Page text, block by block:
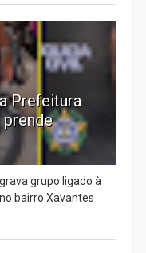
Prefeitura
grupo ligado à
bairro Xavantes